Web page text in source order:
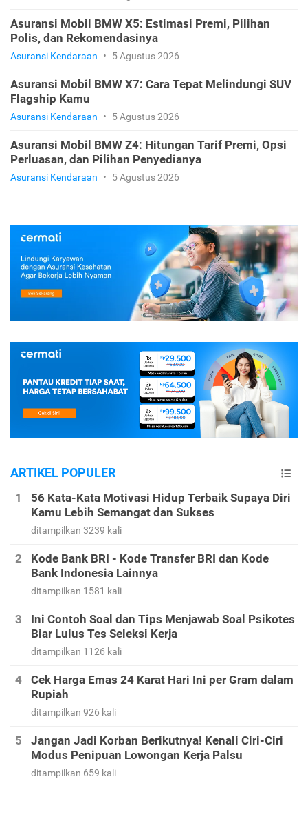
Asuransi Mobil BMW X5: Estimasi Premi, Pilihan
Polis, dan Rekomendasinya
Asuransi Kendaraan • 5 Agustus 2026
Asuransi Mobil BMW X7: Cara Tepat Melindungi SUV
Flagship Kamu
Asuransi Kendaraan • 5 Agustus 2026
Asuransi Mobil BMW Z4: Hitungan Tarif Premi, Opsi
Perluasan, dan Pilihan Penyedianya
Asuransi Kendaraan • 5 Agustus 2026
ARTIKEL POPULER
56 Kata-Kata Motivasi Hidup Terbaik Supaya Diri
Kamu Lebih Semangat dan Sukses
ditampilkan 3239 kali
Kode Bank BRI - Kode Transfer BRI dan Kode
Bank Indonesia Lainnya
ditampilkan 1581 kali
Ini Contoh Soal dan Tips Menjawab Soal Psikotes
Biar Lulus Tes Seleksi Kerja
ditampilkan 1126 kali
Cek Harga Emas 24 Karat Hari Ini per Gram dalam
Rupiah
ditampilkan 926 kali
Jangan Jadi Korban Berikutnya! Kenali Ciri-Ciri
Modus Penipuan Lowongan Kerja Palsu
ditampilkan 659 kali